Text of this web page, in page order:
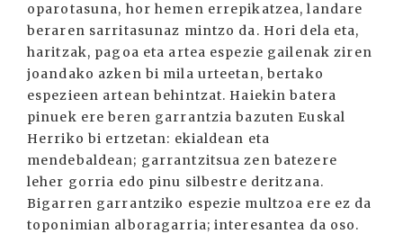
oparotasuna, hor hemen errepikatzea, landare
beraren sarritasunaz mintzo da. Hori dela eta,
haritzak, pagoa eta artea espezie gailenak ziren
joandako azken bi mila urteetan, bertako
espezieen artean behintzat. Haiekin batera
pinuek ere beren garrantzia bazuten Euskal
Herriko bi ertzetan: ekialdean eta
mendebaldean; garrantzitsua zen batezere
leher gorria edo pinu silbestre deritzana.
Bigarren garrantziko espezie multzoa ere ez da
toponimian alboragarria; interesantea da oso.